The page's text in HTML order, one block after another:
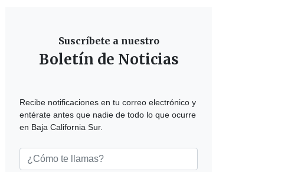
Suscríbete a nuestro
Boletín de Noticias
Recibe notificaciones en tu correo electrónico y
entérate antes que nadie de todo lo que ocurre
en Baja California Sur.